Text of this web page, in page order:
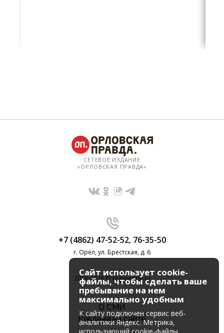
СЕТЕВОЕ ИЗДАНИЕ
«ОРЛОВСКАЯ ПРАВДА»
+7 (4862) 47-52-52, 76-35-50
г. Орёл, ул. Брестская, д. 6
2010-2026 © regionorel.ru
О СМИ
Реклама на сайте
Сайт использует cookie-
файлы, чтобы сделать ваше
пребывание на нем
максимально удобным
К cайту подключен сервис веб-
аналитики Яндекс. Метрика,